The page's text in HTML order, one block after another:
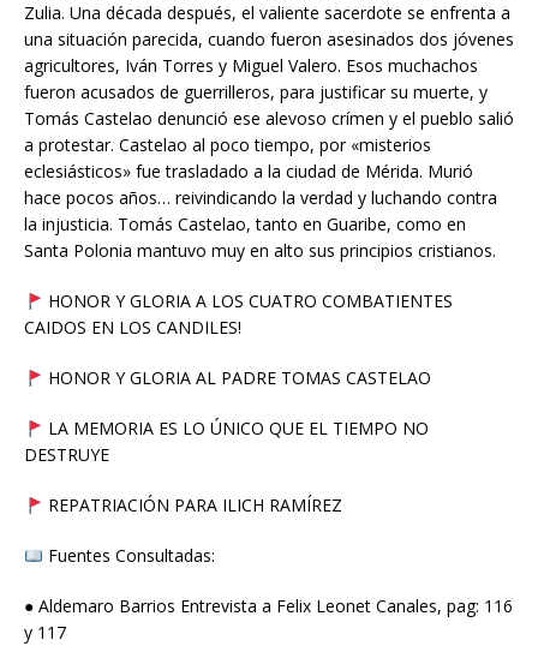
Zulia. Una década después, el valiente sacerdote se enfrenta a
una situación parecida, cuando fueron asesinados dos jóvenes
agricultores, Iván Torres y Miguel Valero. Esos muchachos
fueron acusados de guerrilleros, para justificar su muerte, y
Tomás Castelao denunció ese alevoso crímen y el pueblo salió
a protestar. Castelao al poco tiempo, por «misterios
eclesiásticos» fue trasladado a la ciudad de Mérida. Murió
hace pocos años… reivindicando la verdad y luchando contra
la injusticia. Tomás Castelao, tanto en Guaribe, como en
Santa Polonia mantuvo muy en alto sus principios cristianos.
HONOR Y GLORIA A LOS CUATRO COMBATIENTES
CAIDOS EN LOS CANDILES!
HONOR Y GLORIA AL PADRE TOMAS CASTELAO
LA MEMORIA ES LO ÚNICO QUE EL TIEMPO NO
DESTRUYE
REPATRIACIÓN PARA ILICH RAMÍREZ
Fuentes Consultadas:
● Aldemaro Barrios Entrevista a Felix Leonet Canales, pag: 116
y 117